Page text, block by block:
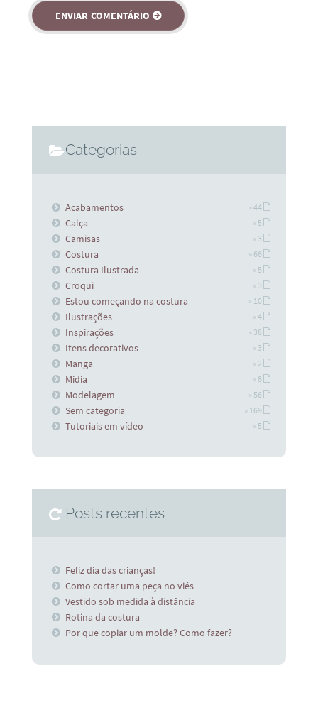
Categorias
Acabamentos » 44
Calça » 5
Camisas » 3
Costura » 66
Costura Ilustrada » 5
Croqui » 3
Estou começando na costura » 10
Ilustrações » 4
Inspirações » 38
Itens decorativos » 3
Manga » 2
Midia » 8
Modelagem » 56
Sem categoria » 169
Tutoriais em vídeo » 5
Posts recentes
Feliz dia das crianças!
Como cortar uma peça no viés
Vestido sob medida à distância
Rotina da costura
Por que copiar um molde? Como fazer?